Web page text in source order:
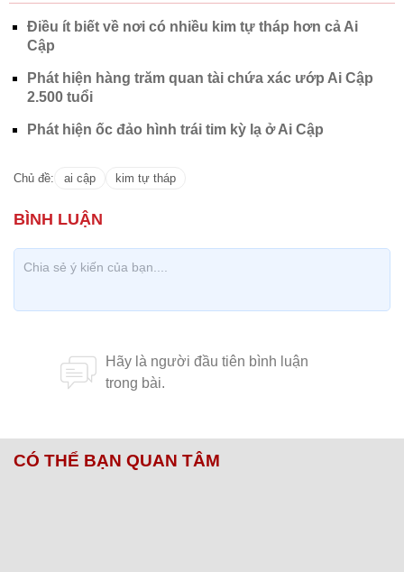
Điều ít biết về nơi có nhiều kim tự tháp hơn cả Ai
Cập
Phát hiện hàng trăm quan tài chứa xác ướp Ai Cập
2.500 tuổi
Phát hiện ốc đảo hình trái tim kỳ lạ ở Ai Cập
Chủ đề: ai cập kim tự tháp
CÓ THỂ BẠN QUAN TÂM